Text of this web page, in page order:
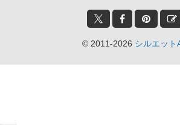
© 2011-2026 シルエット